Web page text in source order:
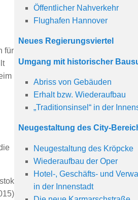
für
Öffentlicher Nahverkehr
Flughafen Hannover
Neues Regierungsviertel
Umgang mit historischer
Abriss von Gebäuden
Erhalt bzw. Wiederaufbau
„Traditionsinsel“ in der
Neugestaltung des City-
Neugestaltung des Kröpcke
Wiederaufbau der Oper
Hotel-, Geschäfts- und
in der Innenstadt